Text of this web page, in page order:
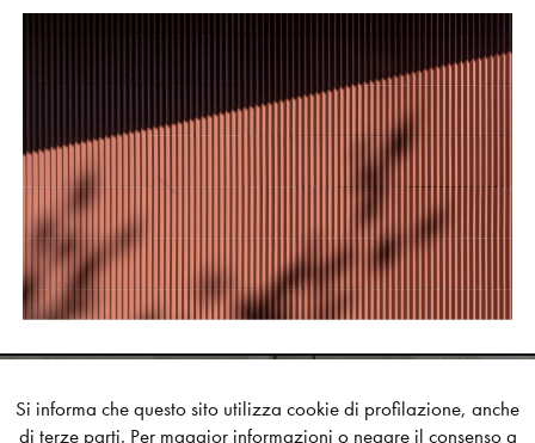
Si informa che questo sito utilizza cookie di profilazione, anche
di terze parti. Per maggior informazioni o negare il consenso a